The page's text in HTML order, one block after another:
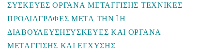
ΣΥΣΚΕΥΕΣ ΟΡΓΑΝΑ ΜΕΤΑΓΓΙΣΗΣ ΤΕΧΝΙΚΕΣ
ΠΡΟΔΙΑΓΡΑΦΕΣ ΜΕΤΑ ΤΗΝ 1Η
ΔΙΑΒΟΥΛΕΥΣΗΣΥΣΚΕΥΕΣ ΚΑΙ ΟΡΓΑΝΑ
ΜΕΤΑΓΓΙΣΗΣ ΚΑΙ ΕΓΧΥΣΗΣ